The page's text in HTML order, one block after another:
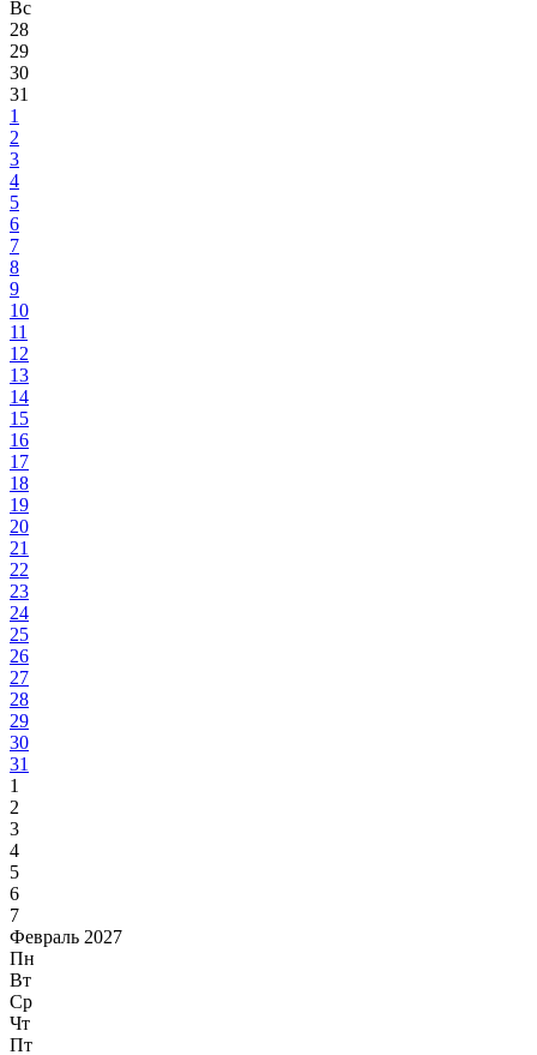
Вс
28
29
30
31
1
2
3
4
5
6
7
8
9
10
11
12
13
14
15
16
17
18
19
20
21
22
23
24
25
26
27
28
29
30
31
1
2
3
4
5
6
7
Февраль 2027
Пн
Вт
Ср
Чт
Пт